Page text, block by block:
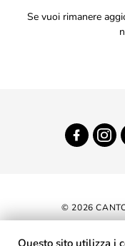
Se vuoi rimanere
© 2026
Questo sito utilizza i